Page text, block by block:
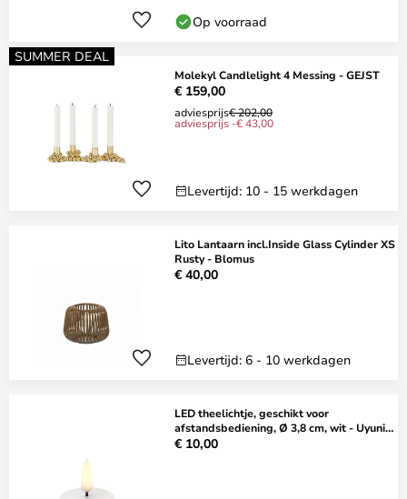
Op voorraad
SUMMER DEAL
Molekyl Candlelight 4 Messing - GEJST
€ 159,00
adviesprijs€ 202,00
adviesprijs -€ 43,00
Levertijd: 10 - 15 werkdagen
Lito Lantaarn incl.Inside Glass Cylinder XS
Rusty - Blomus
€ 40,00
Levertijd: 6 - 10 werkdagen
LED theelichtje, geschikt voor
afstandsbediening, Ø 3,8 cm, wit - Uyuni
Lighting
€ 10,00